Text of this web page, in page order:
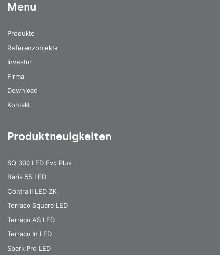
Menu
Produkte
Referenzobjekte
Investor
Firma
Download
Kontakt
Produktneuigkeiten
SQ 300 LED Evo Plus
Baris 55 LED
Contra II LED ZK
Terraco Square LED
Terraco AS LED
Terraco In LED
Spark Pro LED